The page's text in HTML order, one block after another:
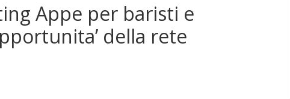
Appe per baristi e
della rete